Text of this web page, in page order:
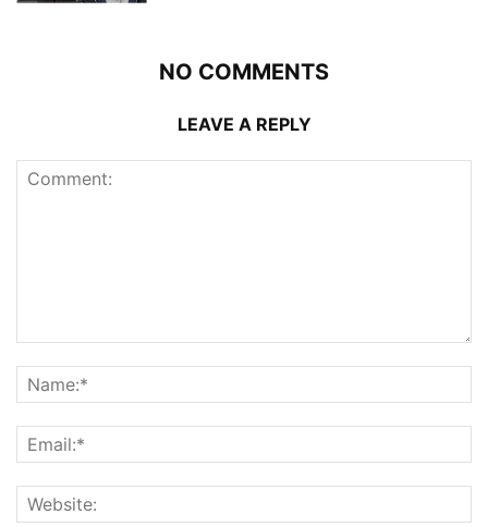
NO COMMENTS
LEAVE A REPLY